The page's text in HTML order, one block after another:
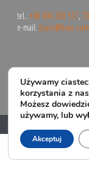
tel.:+48 600 269 537,
e-mail:
Używamy
korzystania z
Możesz
używamy, lub
Akceptuj